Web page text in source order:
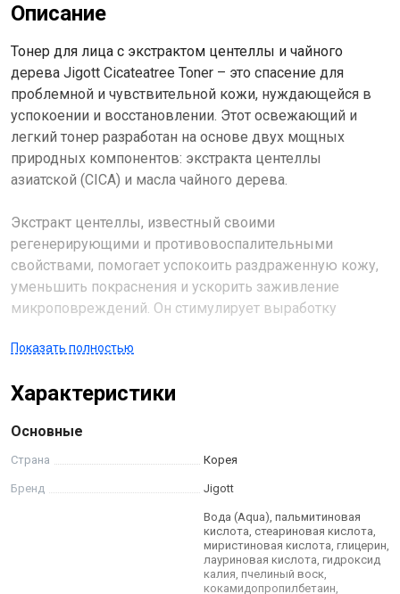
Описание
Тонер для лица с экстрактом центеллы и чайного
дерева Jigott Cicateatree Toner – это спасение для
проблемной и чувствительной кожи, нуждающейся в
успокоении и восстановлении. Этот освежающий и
легкий тонер разработан на основе двух мощных
природных компонентов: экстракта центеллы
азиатской (CICA) и масла чайного дерева.
Экстракт центеллы, известный своими
регенерирующими и противовоспалительными
свойствами, помогает успокоить раздраженную кожу,
уменьшить покраснения и ускорить заживление
микроповреждений. Он стимулирует выработку
появление морщин. Центелла также прекрасно
питательными веществами и поддерживая
Масло чайного дерева обладает антибактериальными и
акне и предотвращает появление новых высыпаний.
Оно помогает очистить поры от загрязнений и
излишков себума, контролируя жирный блеск и
придавая коже матовость. Благодаря своим
противовоспалительным свойствам, масло чайного
Показать полностью
Характеристики
Основные
Страна Корея
Бренд Jigott
Вода (Aqua), пальмитиновая
кислота, стеариновая кислота,
миристиновая кислота, глицерин,
лауриновая кислота, гидроксид
калия, пчелиный воск,
кокамидопропилбетаин,